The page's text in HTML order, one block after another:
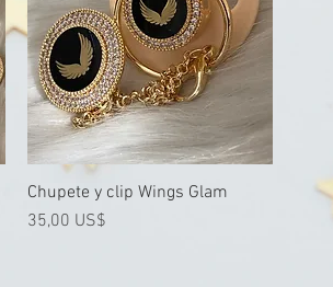
Vista rápida
Chupete y clip Wings Glam
Precio
35,00 US$